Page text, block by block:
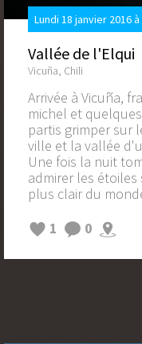
Lundi 18 janvier 2016 à
Vallée de l'Elqui
Vicuña, Chili
Arrivée à Vicuña,
michel et
partis grimper sur
ville et la vallée
Une fois la nuit
admirer les
plus clair du
1
0